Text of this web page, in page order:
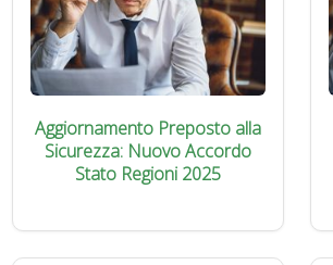
Aggiornamento Preposto alla
Sicurezza: Nuovo Accordo
Stato Regioni 2025